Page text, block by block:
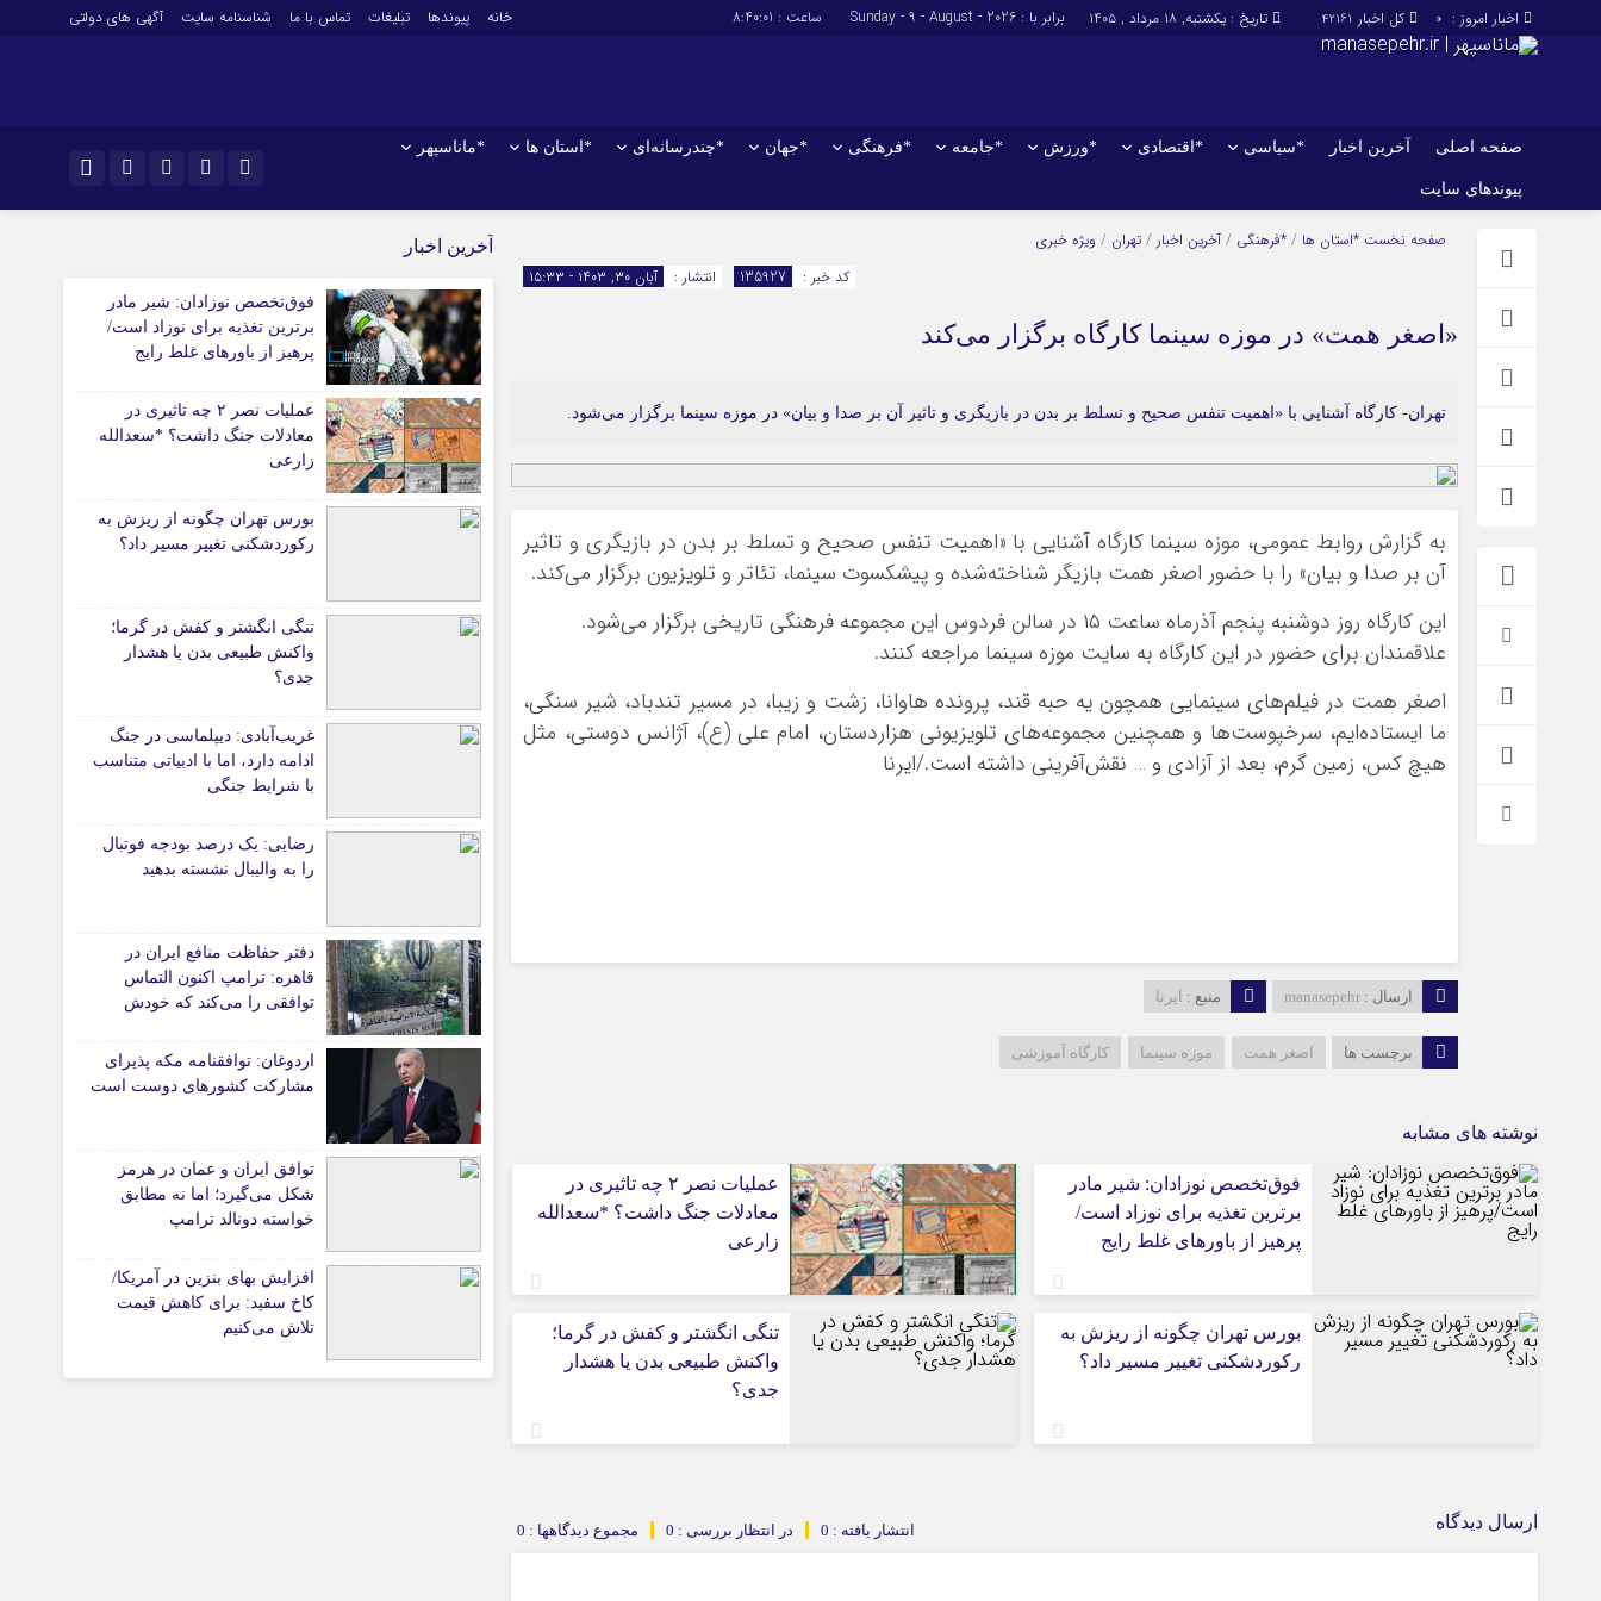
کل اخبار 42161 اخبار امروز : 0 تاریخ : یکشنبه, ۱۸ مرداد , ۱۴۰۵ برابر با : Sunday - 9 - August - 2026 ساعت : 8:40:02 خانه پیوندها تبلیغات تماس با ما شناسنامه سایت آگهی های دولتی
صفحه اصلی آخرین اخبار *سیاسی *اقتصادی *ورزش *جامعه *فرهنگی *جهان *چندرسانه‌ای *استان ها *ماناسپهر
پیوندهای سایت
سروش
ایتا
آپارات
نام کاربری یا نشانی ایمیل
رمز عبور
مرا به خاطر بسپار
صفحه اصلی آخرین اخبار
رهبر انقلاب
احزاب و تشکلها
بانک ها
اخبار بورس
ارتباطات و فن آوری اطلاعات
اقتصاد بین الملل
تبلیغات
باشگاه پرسپولیس
باشگاه استقلال
ورزشهای رزمی
ورزش زنان
توپ و تور
سایر حوزه ها
دانشگاه
آموزش و پرورش
بهداشت و درمان
سبک زندگی
حوادث، انتظامی
شهری و رفاهی
شهرداری و شورای شهر
دفاع مقدس
آمریکا و اروپا
چهار محال و بختیاری
خراسان شمالی
خوزستان
زنجان
سیستان و بلوچستان
قم
*ماناسپهر
یادداشت روز
اطلاعیه
پیام تبریک ماناسپهر
پیام تسلیت ماناسپهر
پیوندهای سایت
صفحه نخست *استان ها / *فرهنگی / آخرین اخبار / تهران / ویژه خبری
انتشار :
آبان ۳۰, ۱۴۰۳ - ۱۵:۳۳ کد خبر : 135927
«اصغر همت» در موزه سینما کارگاه برگزار می‌کند
تهران- کارگاه آشنایی با «اهمیت تنفس صحیح و تسلط بر بدن در بازیگری و تاثیر آن بر صدا و بیان» در موزه سینما برگزار می‌شود.
به گزارش روابط عمومی، موزه سینما کارگاه آشنایی با «اهمیت تنفس صحیح و تسلط بر بدن در بازیگری و تاثیر
آن بر صدا و بیان» را با حضور اصغر همت بازیگر شناخته‌شده و پیشکسوت سینما، تئاتر و تلویزیون برگزار می‌کند.
این کارگاه روز دوشنبه پنجم آذرماه ساعت ۱۵ در سالن فردوس این مجموعه فرهنگی تاریخی برگزار می‌شود.
علاقمندان برای حضور در این کارگاه به سایت موزه سینما مراجعه کنند.
اصغر همت در فیلم‌های سینمایی همچون یه حبه قند، پرونده هاوانا، زشت و زیبا، در مسیر تندباد، شیر سنگی،
ما ایستاده‌ایم، سرخپوست‌ها و همچنین مجموعه‌های تلویزیونی هزاردستان، امام علی (ع)، آژانس دوستی، مثل
هیچ کس، زمین گرم، بعد از آزادی و … نقش‌آفرینی داشته است./ایرنا
ارسال : manasepehr منبع : ایرنا
برچسب ها اصغر همت موزه سینما کارگاه آموزشی
نوشته های مشابه
فوق‌تخصص نوزادان: شیر مادر
برترین تغذیه برای نوزاد است/
پرهیز از باورهای غلط رایج
عملیات نصر ۲ چه تاثیری در
معادلات جنگ داشت؟ *سعدالله
زارعی
بورس تهران چگونه از ریزش به
رکوردشکنی تغییر مسیر داد؟
تنگی انگشتر و کفش در گرما؛
واکنش طبیعی بدن یا هشدار
جدی؟
ارسال دیدگاه مجموع دیدگاهها : 0 در انتظار بررسی : 0 انتشار یافته : 0
آخرین اخبار
فوق‌تخصص نوزادان: شیر مادر
برترین تغذیه برای نوزاد است/
پرهیز از باورهای غلط رایج
عملیات نصر ۲ چه تاثیری در
معادلات جنگ داشت؟ *سعدالله
زارعی
بورس تهران چگونه از ریزش به
رکوردشکنی تغییر مسیر داد؟
تنگی انگشتر و کفش در گرما؛
واکنش طبیعی بدن یا هشدار
جدی؟
غریب‌آبادی: دیپلماسی در جنگ
ادامه دارد، اما با ادبیاتی متناسب
با شرایط جنگی
رضایی: یک درصد بودجه فوتبال
را به والیبال نشسته بدهید
دفتر حفاظت منافع ایران در
قاهره: ترامپ اکنون التماس
توافقی را می‌کند که خودش
اردوغان: توافقنامه مکه پذیرای
مشارکت کشورهای دوست است
توافق ایران و عمان در هرمز
شکل می‌گیرد؛ اما نه مطابق
خواسته دونالد ترامپ
افزایش بهای بنزین در آمریکا/
کاخ سفید: برای کاهش قیمت
تلاش می‌کنیم